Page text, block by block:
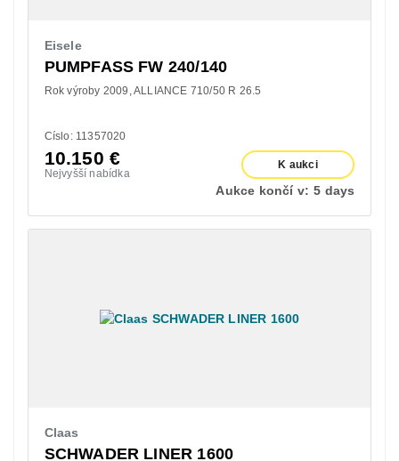
Eisele
PUMPFASS FW 240/140
Rok výroby 2009 ALLIANCE 710/50 R 26.5
Císlo: 11357020
10.150 €
Nejvyšší nabídka
K aukci
Aukce končí v: 5 days
Claas
SCHWADER LINER 1600